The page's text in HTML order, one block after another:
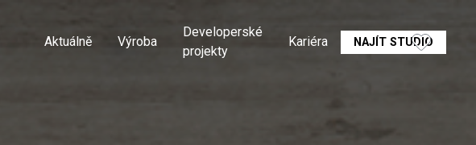
Aktuálně Výroba
Developerské
projekty
Kariéra NAJÍT STUDIO